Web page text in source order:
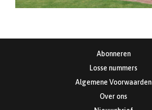
Abonneren
Losse nummers
Algemene Voorwaarden
Over ons